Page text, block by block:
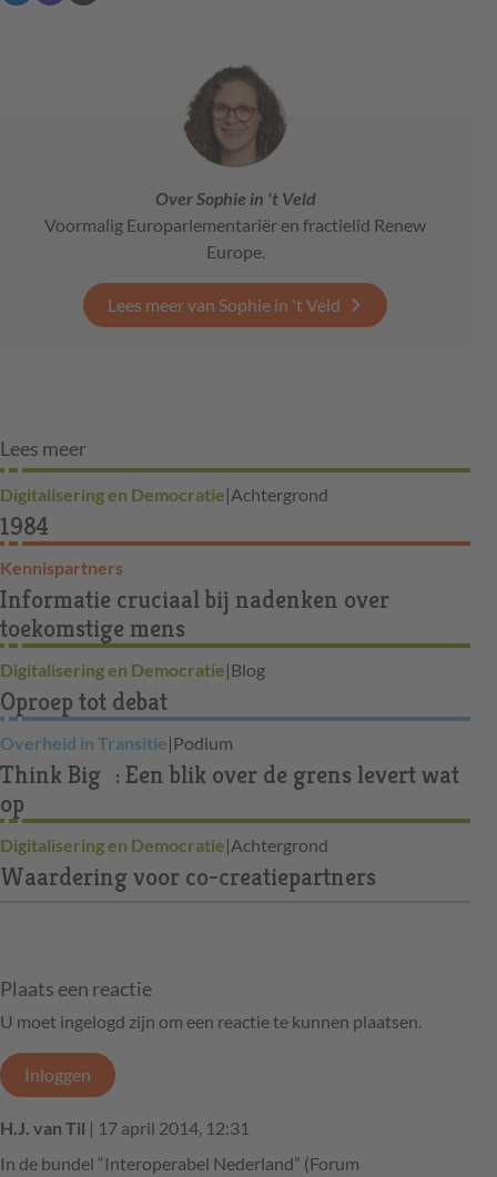
Over Sophie in 't Veld
Voormalig Europarlementariër en fractielid Renew
Europe.
Lees meer van Sophie in 't Veld
Lees meer
Digitalisering en Democratie|Achtergrond
1984
Kennispartners
Informatie cruciaal bij nadenken over
toekomstige mens
Digitalisering en Democratie|Blog
Oproep tot debat
Overheid in Transitie|Podium
Think Big : Een blik over de grens levert wat
op
Digitalisering en Democratie|Achtergrond
Waardering voor co-creatiepartners
Plaats een reactie
U moet ingelogd zijn om een reactie te kunnen plaatsen.
Inloggen
H.J. van Til | 17 april 2014, 12:31
In de bundel “Interoperabel Nederland” (Forum